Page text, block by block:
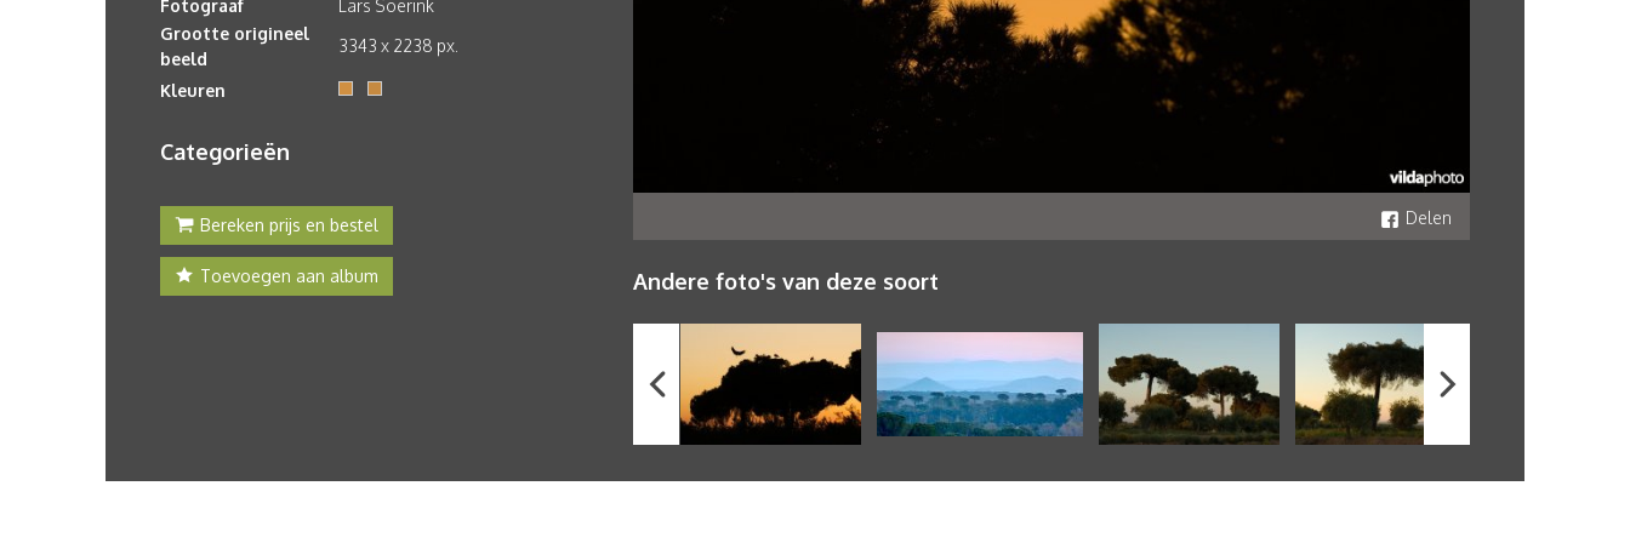
Fotograaf
Lars Soerink
Grootte origineel
beeld
3343 x 2238 px.
Kleuren
Categorieën
Bereken prijs en bestel
Toevoegen aan album
Delen
Andere foto's van deze soort